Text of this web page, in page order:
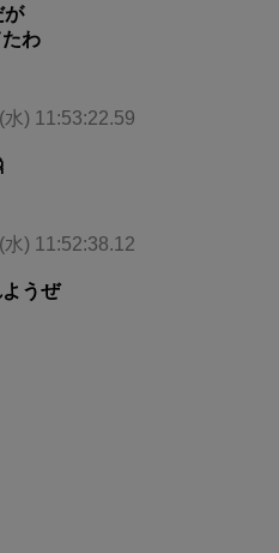
が
わ
) 11:53:22.59
) 11:52:38.12
うぜ